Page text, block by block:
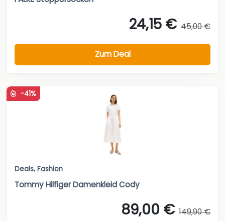
24,15 € 45,00 €
Zum Deal
-41%
Deals, Fashion
Tommy Hilfiger Damenkleid Cody
89,00 € 149,90 €